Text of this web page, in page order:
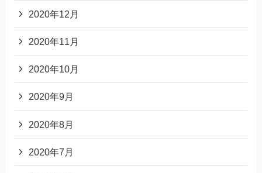
2020年12月
2020年11月
2020年10月
2020年9月
2020年8月
2020年7月